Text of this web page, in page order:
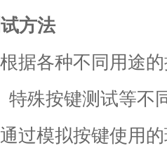
方法
据各种不同用途
特殊按键测试等不
过模拟按键使用